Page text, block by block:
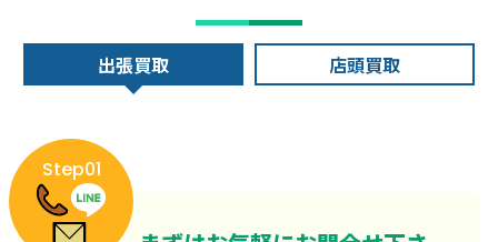
出張買取 店頭買取
Step01